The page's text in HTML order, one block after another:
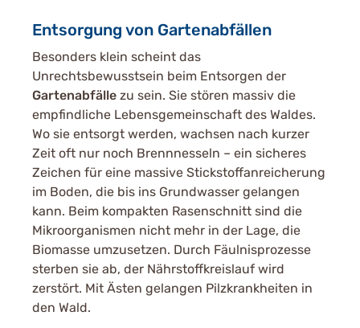
Entsorgung von Gartenabfällen
Besonders klein scheint das
Unrechtsbewusstsein beim Entsorgen der
Gartenabfälle zu sein. Sie stören massiv die
empfindliche Lebensgemeinschaft des Waldes.
Wo sie entsorgt werden, wachsen nach kurzer
Zeit oft nur noch Brennnesseln – ein sicheres
Zeichen für eine massive Stickstoffanreicherung
im Boden, die bis ins Grundwasser gelangen
kann. Beim kompakten Rasenschnitt sind die
Mikroorganismen nicht mehr in der Lage, die
Biomasse umzusetzen. Durch Fäulnisprozesse
sterben sie ab, der Nährstoffkreislauf wird
zerstört. Mit Ästen gelangen Pilzkrankheiten in
den Wald.